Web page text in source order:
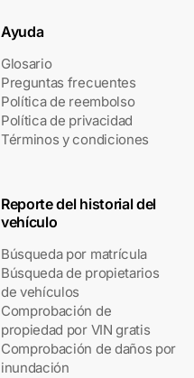
Ayuda
Glosario
Preguntas frecuentes
Política de reembolso
Política de privacidad
Términos y condiciones
Reporte del historial del
vehículo
Búsqueda por matrícula
Búsqueda de propietarios
de vehículos
Comprobación de
propiedad por VIN gratis
Comprobación de daños por
inundación